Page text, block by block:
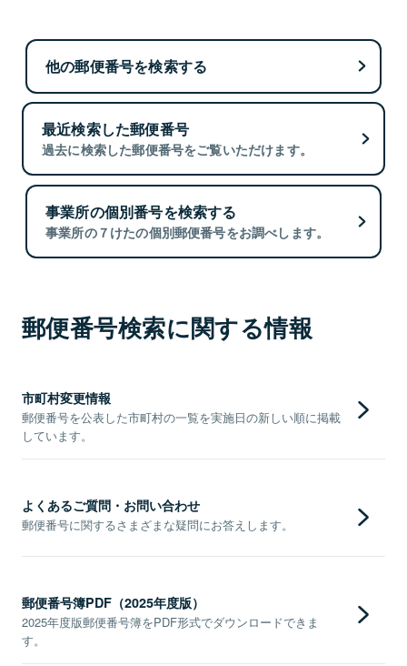
他の郵便番号を検索する
最近検索した郵便番号
過去に検索した郵便番号をご覧いただけます。
事業所の個別番号を検索する
事業所の７けたの個別郵便番号をお調べします。
郵便番号検索に関する情報
市町村変更情報
郵便番号を公表した市町村の一覧を実施日の新しい順に掲載
しています。
よくあるご質問・お問い合わせ
郵便番号に関するさまざまな疑問にお答えします。
郵便番号簿PDF（2025年度版）
2025年度版郵便番号簿をPDF形式でダウンロードできま
す。